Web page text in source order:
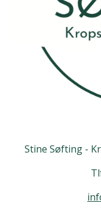
Stine Søfting -